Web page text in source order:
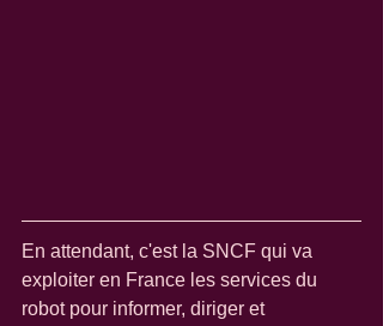
En attendant, c'est la SNCF qui va
exploiter en France les services du
robot pour informer, diriger et